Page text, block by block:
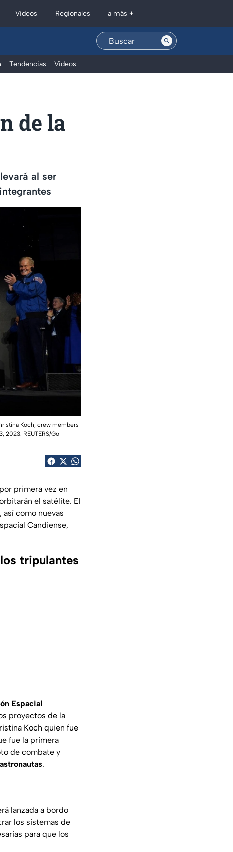
Videos Regionales a más +
Tendencias Videos
de la
al ser
Koch, crew members
2023. REUTERS/Go
primera vez en
el satélite. El
como nuevas
Candiense,
tripulantes
Espacial
proyectos de la
Koch quien fue
fue la primera
de combate y
astronautas.
lanzada a bordo
los sistemas de
para que los